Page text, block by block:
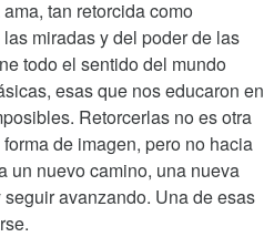
tan retorcida como
miradas y del poder de las
todo el sentido del mundo
esas que nos educaron en
Retorcerlas no es otra
de imagen, pero no hacia
un nuevo camino, una nueva
avanzando. Una de esas